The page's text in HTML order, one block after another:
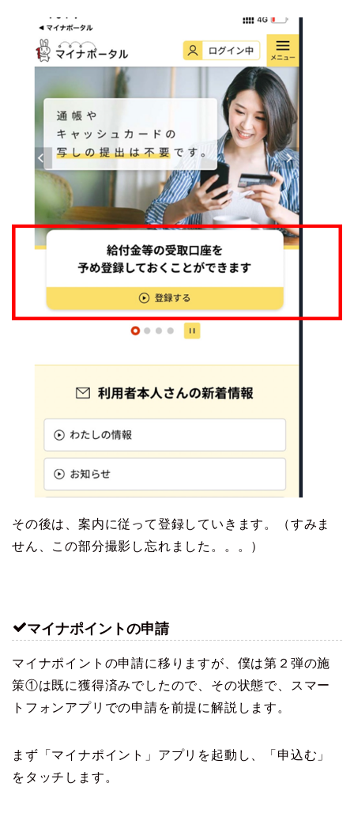
その後は、案内に従って登録していきます。（すみま
せん、この部分撮影し忘れました。。。）
マイナポイントの申請
マイナポイントの申請に移りますが、僕は第２弾の施
策①は既に獲得済みでしたので、その状態で、スマー
トフォンアプリでの申請を前提に解説します。
まず「マイナポイント」アプリを起動し、「申込む」
をタッチします。